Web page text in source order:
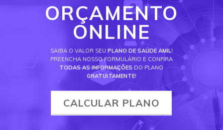
ORÇAMENTO
ONLINE
SAIBA O VALOR SEU PLANO DE SAÚDE AMIL!
PREENCHA NOSSO FORMULÁRIO E CONFIRA
TODAS AS INFORMAÇÕES DO PLANO
GRATUITAMENTE!
CALCULAR PLANO